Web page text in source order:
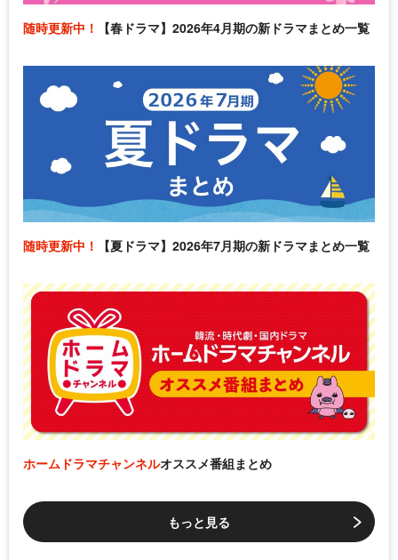
随時更新中！ 【春ドラマ】2026年4月期の新ドラマまとめ一覧
随時更新中！ 【夏ドラマ】2026年7月期の新ドラマまとめ一覧
ホームドラマチャンネルオススメ番組まとめ
もっと見る